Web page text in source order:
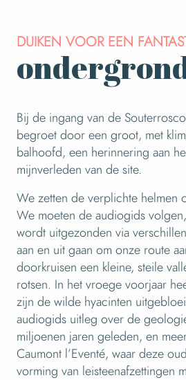
DUIKEN VOOR EEN
Bij de ingang van de
begroet door een groot, met
balhoofd, een herinnering aan
mijnverleden van de site.
We zetten de verplichte helmen
We moeten de audiogids
wordt uitgezonden via
aan en uit gaan om onze route
doorkruisen een kleine, steile
rotsen. In het vroege voorjaar
zijn de wilde hyacinten
audiogids uitleg over de
miljoenen jaren geleden, en
Caumont l’Eventé, waar deze
vorming van leisteenafzettingen